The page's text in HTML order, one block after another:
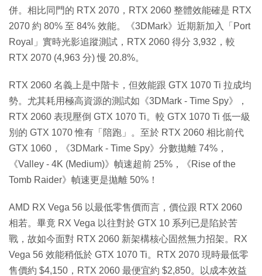
併。相比同門的 RTX 2070，RTX 2060 整體效能確是 RTX
2070 約 80% 至 84% 效能。《3DMark》近期新加入「Port
Royal」實時光影追蹤測試，RTX 2060 得分 3,932，較
RTX 2070 (4,963 分) 慢 20.8%。
RTX 2060 名義上是中階卡，但效能跟 GTX 1070 Ti 拉成均
勢。尤其耗用極高資源的測試如《3DMark - Time Spy》，
RTX 2060 表現壓倒 GTX 1070 Ti。較 GTX 1070 Ti 低一級
別的 GTX 1070 惟有「陪跑」。至於 RTX 2060 相比前代
GTX 1060，《3DMark - Time Spy》分數拋離 74%，
《Valley - 4K (Medium)》幀速超前 25%，《Rise of the
Tomb Raider》幀速更是拋離 50%！
AMD RX Vega 56 以最低零售價而言，價位跟 RTX 2060
相若。畢竟 RX Vega 以往對於 GTX 10 系列已是陷於苦
戰，故如今面對 RTX 2060 新架構核心固然無力招架。RX
Vega 56 效能稍低於 GTX 1070 Ti。RTX 2070 現時最低零
售價約 $4,150，RTX 2060 最便宜約 $2,850。以成本效益